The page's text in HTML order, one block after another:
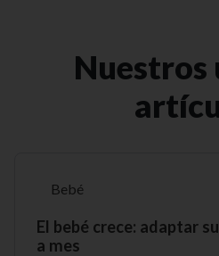
Bebé
El bebé crece: adaptar
a mes